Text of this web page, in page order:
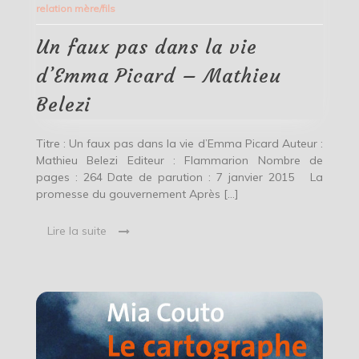
vie
d’Emma
Picard
relation mère/fils
Un faux pas dans la vie
d’Emma Picard – Mathieu
Belezi
Titre : Un faux pas dans la vie d’Emma Picard Auteur :
Mathieu Belezi Editeur : Flammarion Nombre de
pages : 264 Date de parution : 7 janvier 2015 La
promesse du gouvernement Après […]
Lire la suite